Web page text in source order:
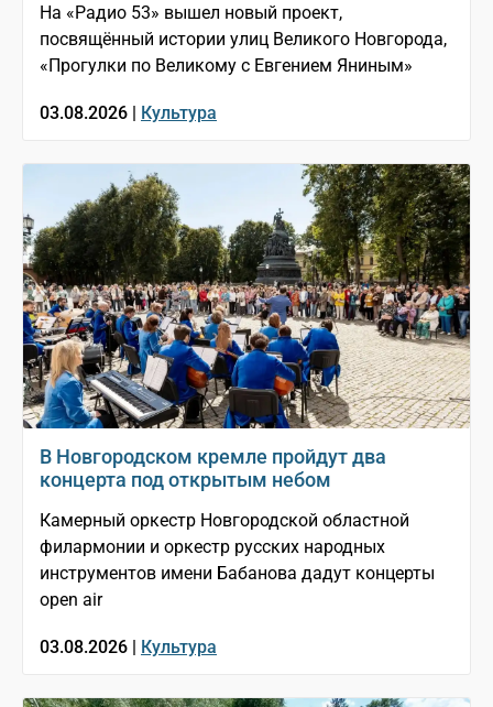
На «Радио 53» вышел новый проект,
посвящённый истории улиц Великого Новгорода,
«Прогулки по Великому с Евгением Яниным»
03.08.2026 | Культура
В Новгородском кремле пройдут два
концерта под открытым небом
Камерный оркестр Новгородской областной
филармонии и оркестр русских народных
инструментов имени Бабанова дадут концерты
open air
03.08.2026 | Культура